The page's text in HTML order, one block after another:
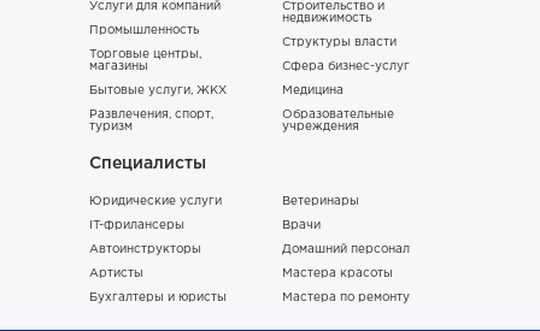
Услуги для компаний
Промышленность
Торговые центры,
магазины
Бытовые услуги, ЖКХ
Развлечения, спорт,
туризм
Строительство и
недвижимость
Структуры власти
Сфера бизнес-услуг
Медицина
Образовательные
учреждения
Специалисты
Юридические услуги
IT-фрилансеры
Автоинструкторы
Артисты
Бухгалтеры и юристы
Ветеринары
Врачи
Домашний персонал
Мастера красоты
Мастера по ремонту